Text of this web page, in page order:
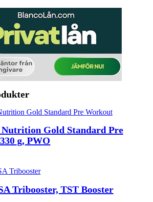
Gold Standard Pre
g, PWO
Tribooster, TST Booster